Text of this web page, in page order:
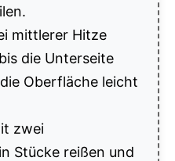
mittlerer Hitze
die Unterseite
Oberfläche leicht
zwei
Stücke reißen und